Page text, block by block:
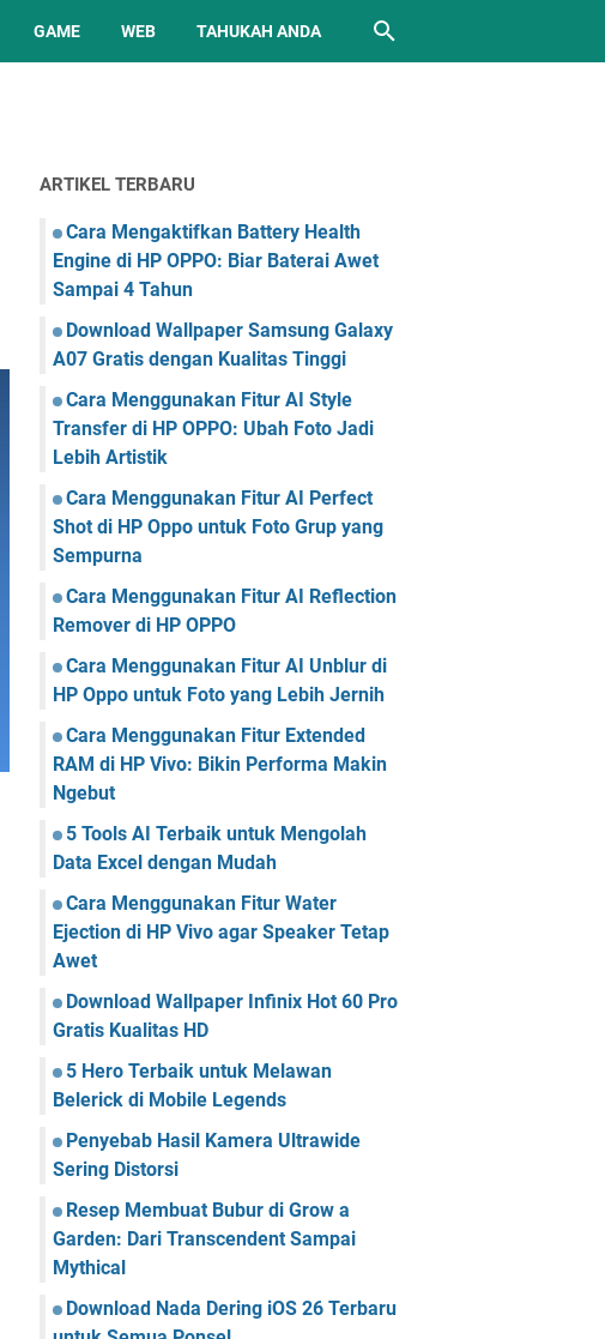
GAME WEB TAHUKAH ANDA
ARTIKEL TERBARU
Cara Mengaktifkan Battery Health
Engine di HP OPPO: Biar Baterai Awet
Sampai 4 Tahun
Download Wallpaper Samsung Galaxy
A07 Gratis dengan Kualitas Tinggi
Cara Menggunakan Fitur AI Style
Transfer di HP OPPO: Ubah Foto Jadi
Lebih Artistik
Cara Menggunakan Fitur AI Perfect
Shot di HP Oppo untuk Foto Grup yang
Sempurna
Cara Menggunakan Fitur AI Reflection
Remover di HP OPPO
Cara Menggunakan Fitur AI Unblur di
HP Oppo untuk Foto yang Lebih Jernih
Cara Menggunakan Fitur Extended
RAM di HP Vivo: Bikin Performa Makin
Ngebut
5 Tools AI Terbaik untuk Mengolah
Data Excel dengan Mudah
Cara Menggunakan Fitur Water
Ejection di HP Vivo agar Speaker Tetap
Awet
Download Wallpaper Infinix Hot 60 Pro
Gratis Kualitas HD
5 Hero Terbaik untuk Melawan
Belerick di Mobile Legends
Penyebab Hasil Kamera Ultrawide
Sering Distorsi
Resep Membuat Bubur di Grow a
Garden: Dari Transcendent Sampai
Mythical
Download Nada Dering iOS 26 Terbaru